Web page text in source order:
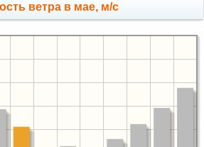
ветра в мае, м/с